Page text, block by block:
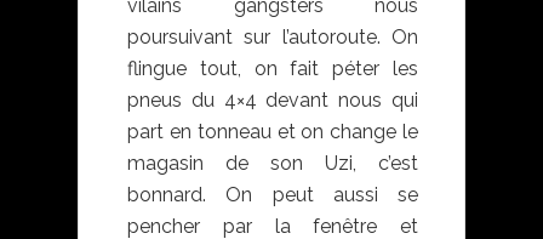
vilains gangsters nous
poursuivant sur l’autoroute. On
flingue tout, on fait péter les
pneus du 4×4 devant nous qui
part en tonneau et on change le
magasin de son Uzi, c’est
bonnard. On peut aussi se
pencher par la fenêtre et